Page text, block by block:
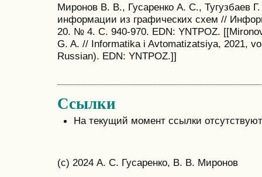
Миронов В. В., Гусаренко А. С., Тугузбаев
информации из графических схем //
20. № 4. С. 940-970. EDN: YNTPOZ.
G. A. // Informatika i Avtomatizatsiya, 2021,
Russian). EDN: YNTPOZ.]]
Ссылки
На текущий момент ссылки
(c) 2024 А. С. Гусаренко, В. В. Миронов